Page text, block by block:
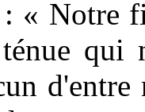
« Notre
qui